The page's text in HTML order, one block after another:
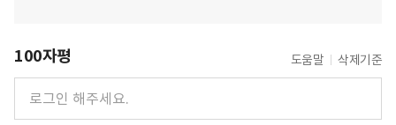
100자평 도움말 삭제기준